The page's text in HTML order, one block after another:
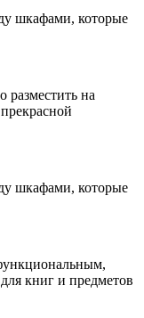
на
книг и предметов